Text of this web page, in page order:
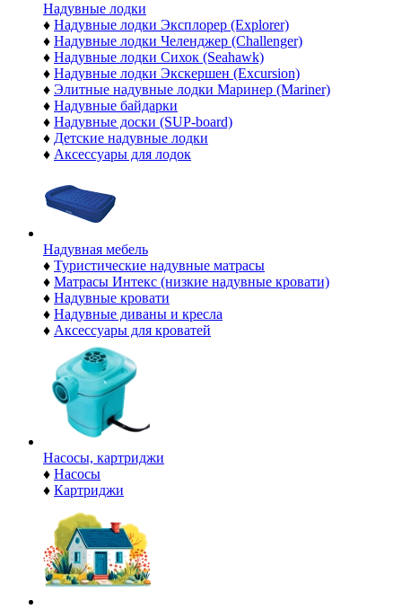
Надувные лодки
♦ Надувные лодки Эксплорер (Explorer)
♦ Надувные лодки Челенджер (Challenger)
♦ Надувные лодки Сихок (Seahawk)
♦ Надувные лодки Экскершен (Excursion)
♦ Элитные надувные лодки Маринер (Mariner)
♦ Надувные байдарки
♦ Надувные доски (SUP-board)
♦ Детские надувные лодки
♦ Аксессуары для лодок
Надувная мебель
♦ Туристические надувные матрасы
♦ Матрасы Интекс (низкие надувные кровати)
♦ Надувные кровати
♦ Надувные диваны и кресла
♦ Аксессуары для кроватей
Насосы, картриджи
♦ Насосы
♦ Картриджи